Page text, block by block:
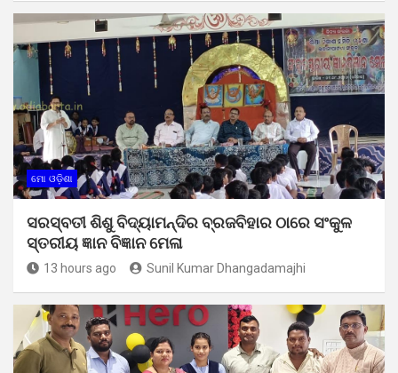
ମୋ ଓଡ଼ିଶା
ସରସ୍ବତୀ ଶିଶୁ ବିଦ୍ୟାମନ୍ଦିର ବ୍ରଜବିହାର ଠାରେ ସଂକୁଳ
ସ୍ତରୀୟ ଜ୍ଞାନ ବିଜ୍ଞାନ ମେଳା
13 hours ago Sunil Kumar Dhangadamajhi